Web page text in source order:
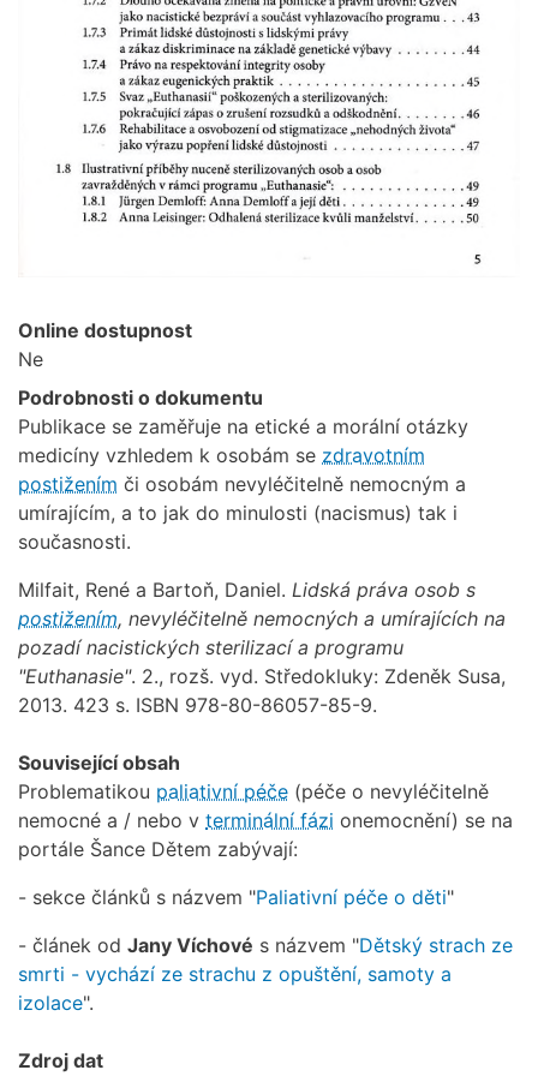
Online dostupnost
Ne
Podrobnosti o dokumentu
Publikace se zaměřuje na etické a morální otázky
medicíny vzhledem k osobám se zdravotním
postižením či osobám nevyléčitelně nemocným a
umírajícím, a to jak do minulosti (nacismus) tak i
současnosti.
Milfait, René a Bartoň, Daniel. Lidská práva osob s
postižením, nevyléčitelně nemocných a umírajících na
pozadí nacistických sterilizací a programu
"Euthanasie". 2., rozš. vyd. Středokluky: Zdeněk Susa,
2013. 423 s. ISBN 978-80-86057-85-9.
Související obsah
Problematikou paliativní péče (péče o nevyléčitelně
nemocné a / nebo v terminální fázi onemocnění) se na
portále Šance Dětem zabývají:
- sekce článků s názvem "Paliativní péče o děti"
- článek od Jany Víchové s názvem "Dětský strach ze
smrti - vychází ze strachu z opuštění, samoty a
izolace".
Zdroj dat